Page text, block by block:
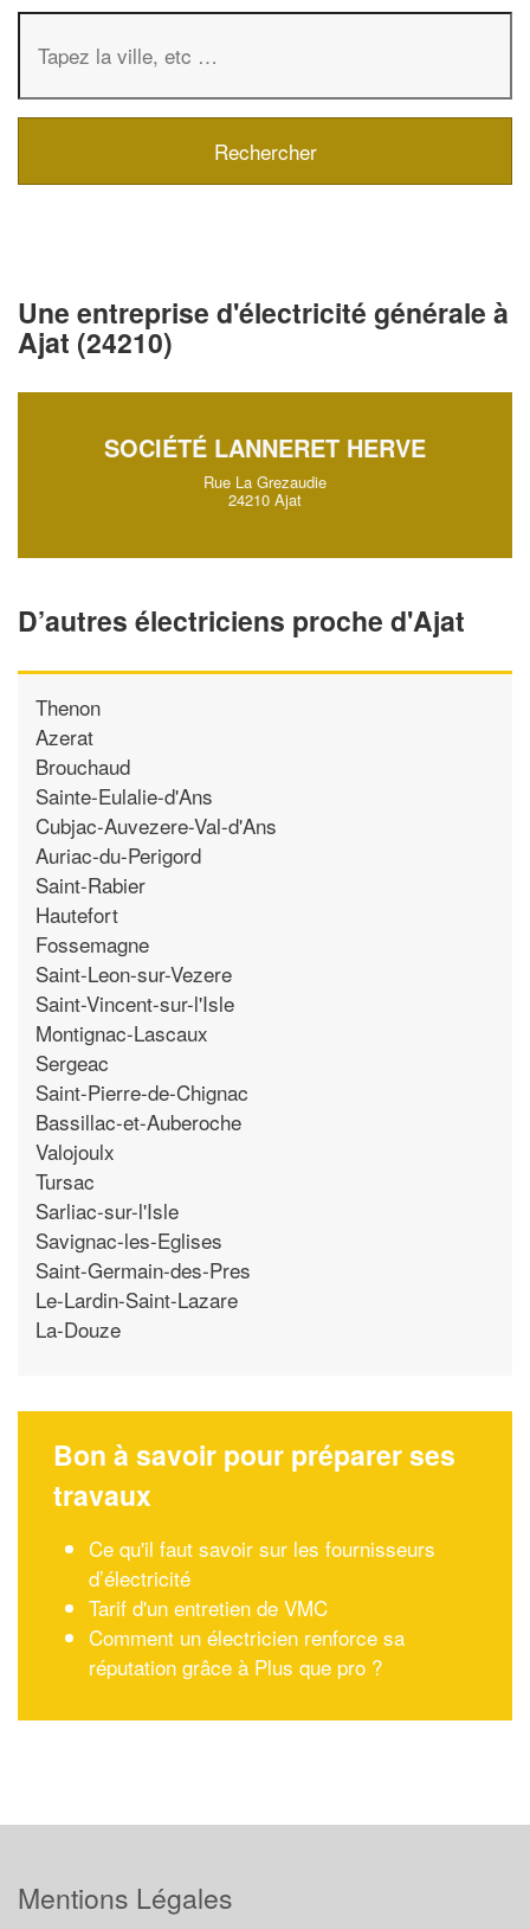
Une entreprise d'électricité générale à
Ajat (24210)
SOCIÉTÉ LANNERET HERVE
Rue La Grezaudie
24210 Ajat
D’autres électriciens proche d'Ajat
Thenon
Azerat
Brouchaud
Sainte-Eulalie-d'Ans
Cubjac-Auvezere-Val-d'Ans
Auriac-du-Perigord
Saint-Rabier
Hautefort
Fossemagne
Saint-Leon-sur-Vezere
Saint-Vincent-sur-l'Isle
Montignac-Lascaux
Sergeac
Saint-Pierre-de-Chignac
Bassillac-et-Auberoche
Valojoulx
Tursac
Sarliac-sur-l'Isle
Savignac-les-Eglises
Saint-Germain-des-Pres
Le-Lardin-Saint-Lazare
La-Douze
Bon à savoir pour préparer ses
travaux
Ce qu'il faut savoir sur les fournisseurs
d’électricité
Tarif d'un entretien de VMC
Comment un électricien renforce sa
réputation grâce à Plus que pro ?
✕
Augmentez votrechiffre d'affaires
Mentions Légales